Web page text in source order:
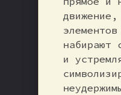
набирают
и